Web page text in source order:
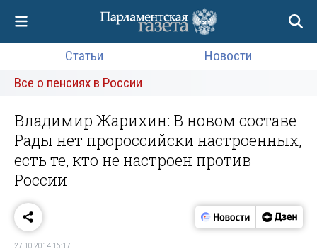
Статьи
Новости
Все о пенсиях в России
Владимир Жарихин: В новом составе
Рады нет пророссийски настроенных,
есть те, кто не настроен против
России
27.10.2014 16:17